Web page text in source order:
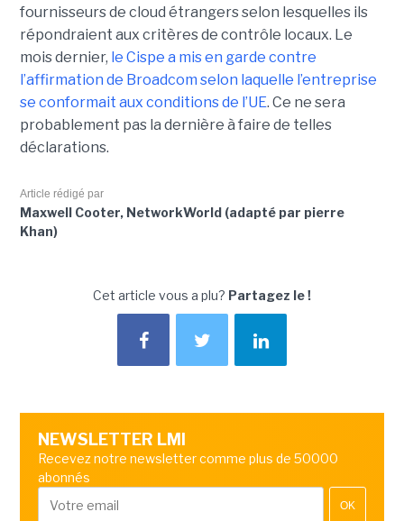
fournisseurs de cloud étrangers selon lesquelles ils
répondraient aux critères de contrôle locaux. Le
mois dernier, le Cispe a mis en garde contre
l’affirmation de Broadcom selon laquelle l’entreprise
se conformait aux conditions de l’UE. Ce ne sera
probablement pas la dernière à faire de telles
déclarations.
Article rédigé par
Maxwell Cooter, NetworkWorld (adapté par pierre
Khan)
Cet article vous a plu? Partagez le !
NEWSLETTER LMI
Recevez notre newsletter comme plus de 50000
abonnés
OK